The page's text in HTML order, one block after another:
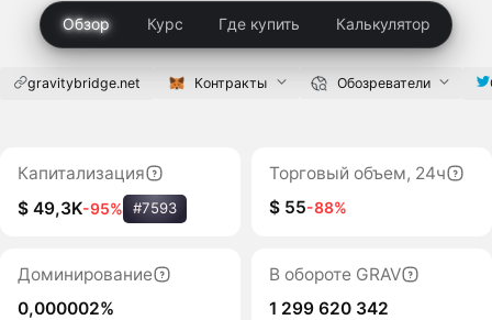
Обзор Курс Где купить Калькулятор
gravitybridge.net Контракты Обозреватели
Капитализация
$ 49,3K-95% #7593
Торговый объем, 24ч
$ 55-88%
Доминирование
0,000002%
В обороте GRAV
1 299 620 342